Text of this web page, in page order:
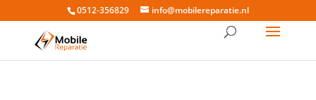
0512-356829 info@mobilereparatie.nl